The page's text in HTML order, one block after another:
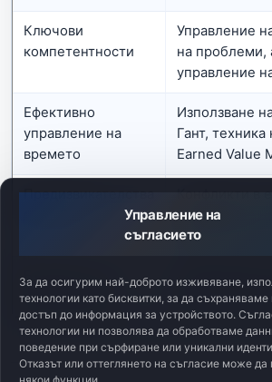
Управление на
съгласието
За да осигурим най-доброто изживяване,
технологии като бисквитки, за да
достъп до информация за устройството.
технологии ни позволява да обработваме
поведение при сърфиране или уникални
Отказът или оттеглянето на съгласие може да
Ключови
компетентности
Управление
на проблеми,
управление
Ефективно
управление на
времето
Използване
Гант,
Earned Value
Предизвикателства
Конфликти в
управление
Бъдещето на
ролята на PM
Нарастващо